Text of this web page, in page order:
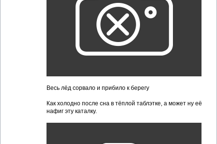
Весь лёд сорвало и прибило к берегу
Как холодно после сна в тёплой таблэтке, а может ну её
нафиг эту каталку.